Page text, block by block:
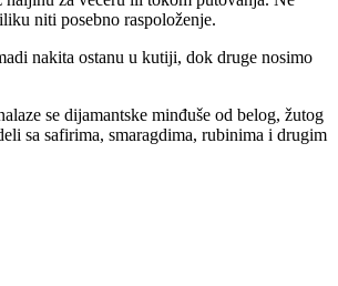
niti posebno raspoloženje.
nakita ostanu u kutiji, dok druge nosimo
se dijamantske minđuše od belog, žutog
sa safirima, smaragdima, rubinima i drugim